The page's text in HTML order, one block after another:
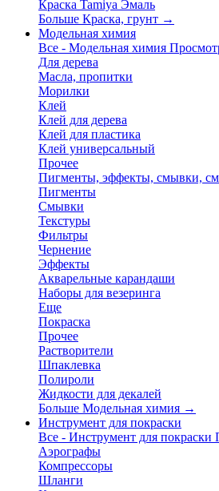
Краска Tamiya Эмаль
Больше Краска, грунт →
Модельная химия
Все - Модельная химия
Для дерева
Масла, пропитки
Морилки
Клей
Клей для дерева
Клей для пластика
Клей универсальный
Прочее
Пигменты, эффекты, смывки,
Пигменты
Смывки
Текстуры
Фильтры
Чернение
Эффекты
Акварельные карандаши
Наборы для везеринга
Еще
Покраска
Прочее
Растворители
Шпаклевка
Полироли
Жидкости для декалей
Больше Модельная химия →
Инструмент для покраски
Все - Инструмент для покраски
Аэрографы
Компрессоры
Шланги